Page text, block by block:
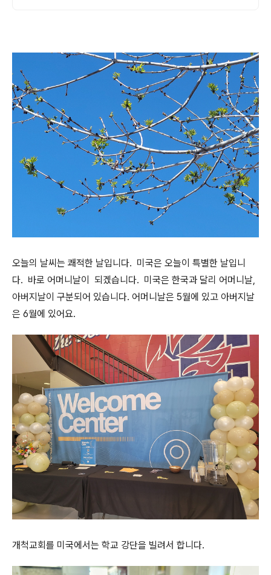
오늘의 날씨는 쾌적한 날입니다. 미국은 오늘이 특별한 날입니
다. 바로 어머니날이 되겠습니다. 미국은 한국과 달리 어머니날,
아버지날이 구분되어 있습니다. 어머니날은 5월에 있고 아버지날
은 6월에 있어요.
개척교회를 미국에서는 학교 강단을 빌려서 합니다.